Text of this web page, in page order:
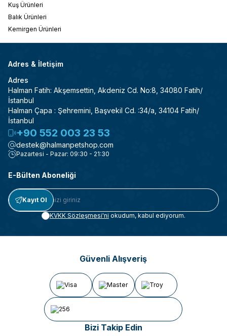
Kuş Ürünleri
Balık Ürünleri
Kemirgen Ürünleri
Adres & İletişim
Adres
Halman Fatih: Akşemsettin, Akdeniz Cd. No:8, 34080 Fatih/
İstanbul
Halman Çapa : Şehremini, Başvekil Cd. :34/a, 34104 Fatih/
İstanbul
+90 552 003 23 53
destek@halmanpetshop.com
Pazartesi - Pazar: 09:30 - 21:30
E-Bülten Aboneliği
Kayıt Ol
KVKK Sözleşmesi'ni okudum, kabul ediyorum.
Güvenli Alışveriş
Bizi Takip Edin